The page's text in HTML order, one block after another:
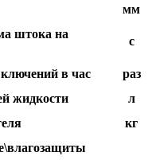
мм
штока на
с
в час раз
жидкости
л
кг